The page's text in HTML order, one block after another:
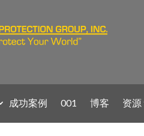
成功案例 001 博客 资源